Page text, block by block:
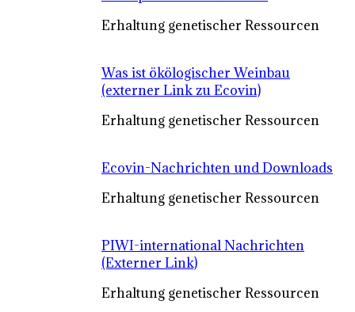
Erhaltung genetischer Ressourcen
Was ist ökölogischer Weinbau
(externer Link zu Ecovin)
Erhaltung genetischer Ressourcen
Ecovin-Nachrichten und Downloads
Erhaltung genetischer Ressourcen
PIWI-international Nachrichten
(Externer Link)
Erhaltung genetischer Ressourcen